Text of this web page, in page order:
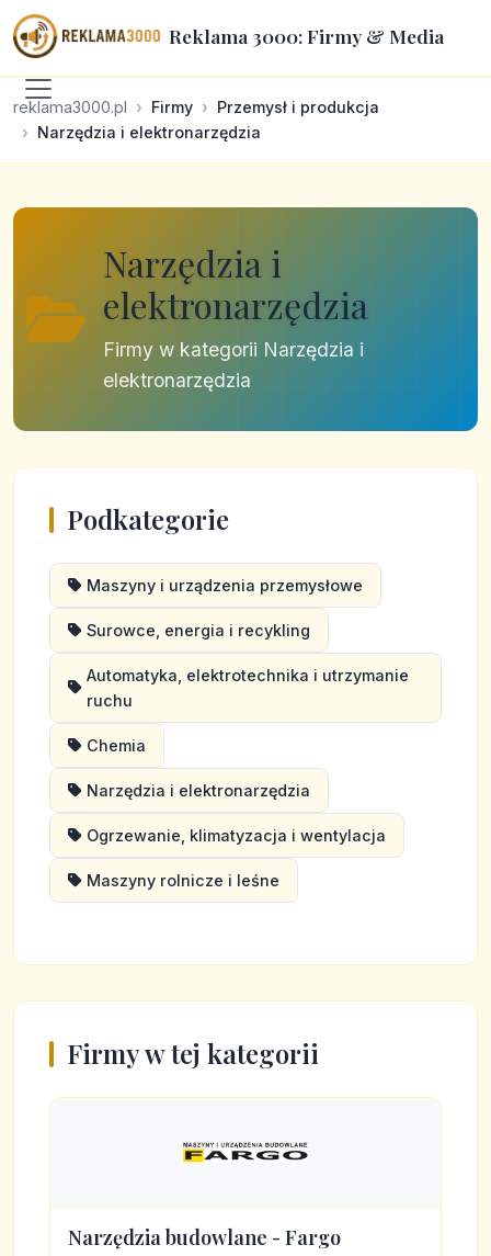
Reklama 3000: Firmy & Media
reklama3000.pl Firmy
Przemysł i produkcja
Narzędzia i elektronarzędzia
Narzędzia i
elektronarzędzia
Firmy w kategorii Narzędzia i
elektronarzędzia
Podkategorie
Maszyny i urządzenia przemysłowe
Surowce, energia i recykling
Automatyka, elektrotechnika i utrzymanie
ruchu
Chemia
Narzędzia i elektronarzędzia
Ogrzewanie, klimatyzacja i wentylacja
Maszyny rolnicze i leśne
Firmy w tej kategorii
Narzędzia budowlane - Fargo